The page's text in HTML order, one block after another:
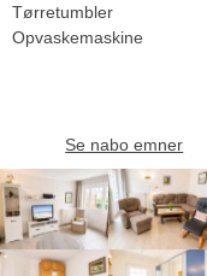
Tørretumbler
Opvaskemaskine
Se nabo emner